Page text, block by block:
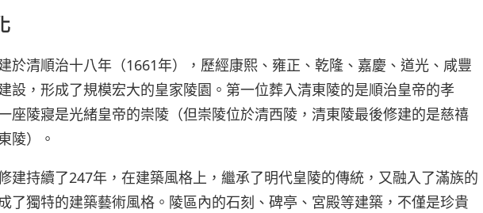
於清順治十八年（1661年），歷經康熙、雍正、乾隆、嘉慶、道光、咸豐
設，形成了規模宏大的皇家陵園。第一位葬入清東陵的是順治皇帝的孝
座陵寢是光緒皇帝的崇陵（但崇陵位於清西陵，清東陵最後修建的是慈禧
陵）。
建持續了247年，在建築風格上，繼承了明代皇陵的傳統，又融入了滿族的
了獨特的建築藝術風格。陵區內的石刻、碑亭、宮殿等建築，不僅是珍貴